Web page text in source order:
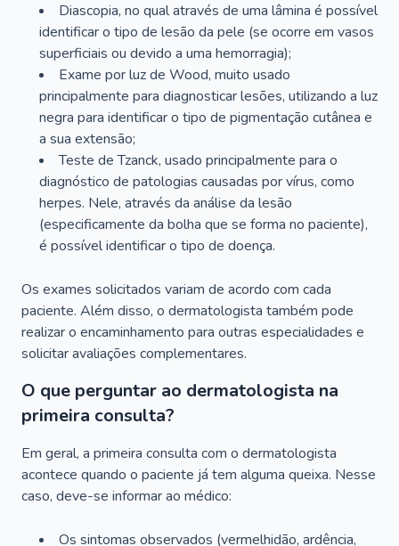
Diascopia, no qual através de uma lâmina é possível
identificar o tipo de lesão da pele (se ocorre em vasos
superficiais ou devido a uma hemorragia);
Exame por luz de Wood, muito usado
principalmente para diagnosticar lesões, utilizando a luz
negra para identificar o tipo de pigmentação cutânea e
a sua extensão;
Teste de Tzanck, usado principalmente para o
diagnóstico de patologias causadas por vírus, como
herpes. Nele, através da análise da lesão
(especificamente da bolha que se forma no paciente),
é possível identificar o tipo de doença.
Os exames solicitados variam de acordo com cada
paciente. Além disso, o dermatologista também pode
realizar o encaminhamento para outras especialidades e
solicitar avaliações complementares.
O que perguntar ao dermatologista na
primeira consulta?
Em geral, a primeira consulta com o dermatologista
acontece quando o paciente já tem alguma queixa. Nesse
caso, deve-se informar ao médico:
Os sintomas observados (vermelhidão, ardência,